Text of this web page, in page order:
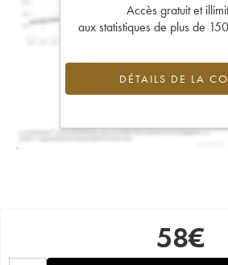
Accès gratuit et
aux statistiques de plus de
DÉTAILS DE LA
58€